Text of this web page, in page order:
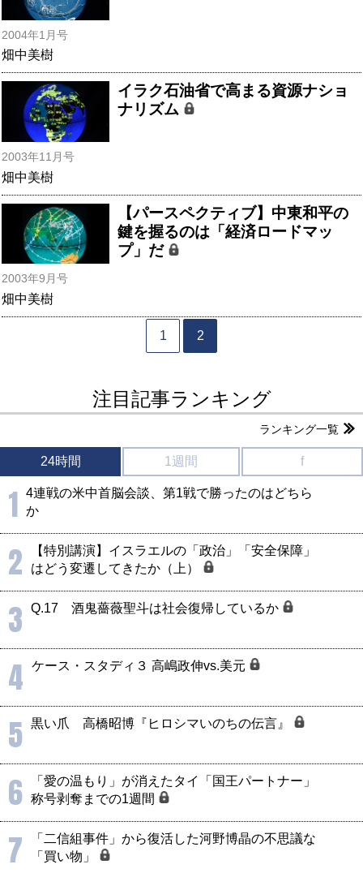
2004年1月号
畑中美樹
イラク石油省で高まる資源ナショ
ナリズム
2003年11月号
畑中美樹
【パースペクティブ】中東和平の
鍵を握るのは「経済ロードマッ
プ」だ
2003年9月号
畑中美樹
1 2
注目記事ランキング
ランキング一覧
24時間 1週間 f
1 4連戦の米中首脳会談、第1戦で勝ったのはどちら
か
2
【特別講演】イスラエルの「政治」「安全保障」
はどう変遷してきたか（上）
3 Q.17 酒鬼薔薇聖斗は社会復帰しているか
4 ケース・スタディ３ 高嶋政伸vs.美元
5 黒い爪 高橋昭博『ヒロシマいのちの伝言』
6
「愛の温もり」が消えたタイ「国王パートナー」
称号剥奪までの1週間
7
「二信組事件」から復活した河野博晶の不思議な
「買い物」